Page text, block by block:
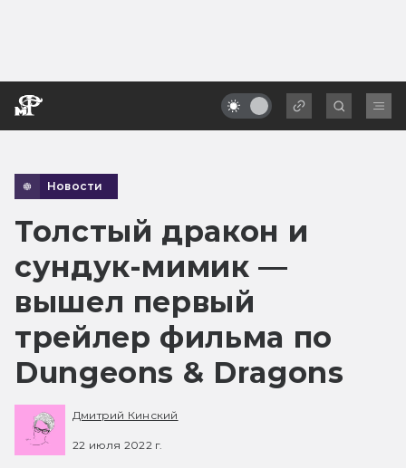
Новости
Толстый дракон и
сундук-мимик —
вышел первый
трейлер фильма по
Dungeons & Dragons
Дмитрий Кинский
22 июля 2022 г.